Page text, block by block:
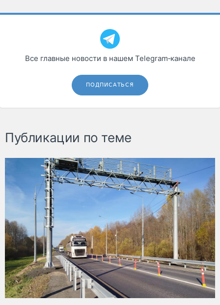
Все главные новости в нашем Telegram‑канале
ПОДПИСАТЬСЯ
Публикации по теме